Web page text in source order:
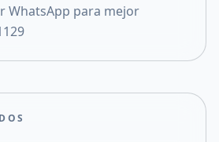
WhatsApp para mejor